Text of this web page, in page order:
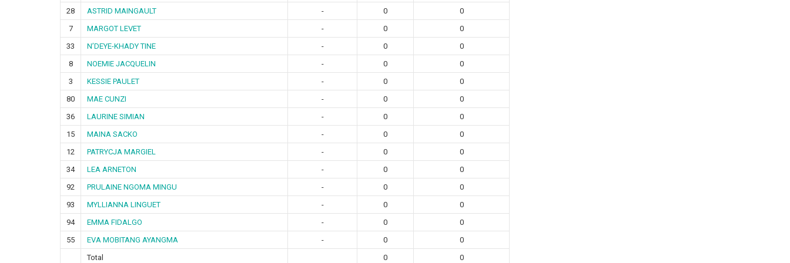
28
ASTRID MAINGAULT - 0
0
7
MARGOT LEVET - 0
0
33
N’DEYE-KHADY TINE - 0
0
8
NOEMIE JACQUELIN - 0
0
3
KESSIE PAULET - 0
0
80
MAE CUNZI - 0
0
36
LAURINE SIMIAN - 0
0
15
MAINA SACKO - 0
0
12
PATRYCJA MARGIEL - 0
0
34
LEA ARNETON - 0
0
92
PRULAINE NGOMA MINGU - 0
0
93
MYLLIANNA LINGUET - 0
0
94
EMMA FIDALGO - 0
0
55
EVA MOBITANG AYANGMA - 0
0
Total
0 0